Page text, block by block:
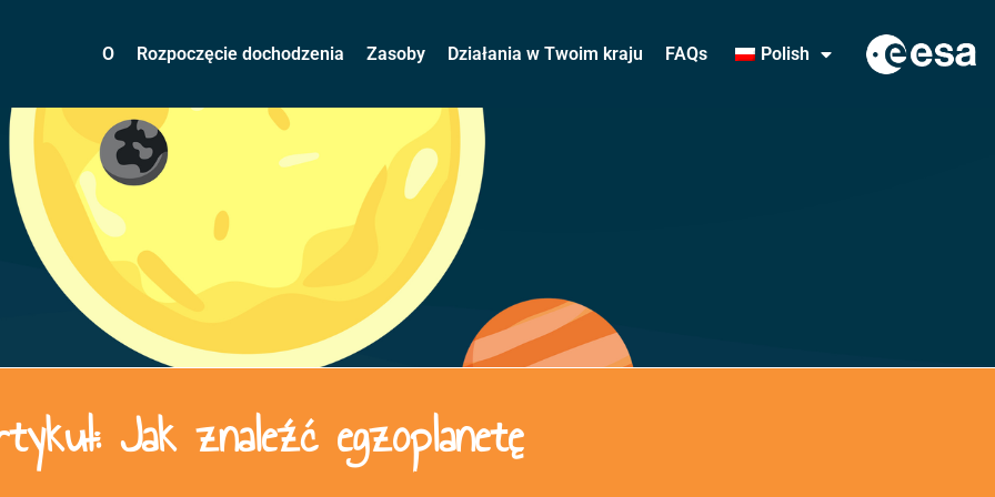
O Rozpoczęcie dochodzenia Zasoby Działania w Twoim kraju FAQs Polish
Jak znaleźć egzoplanetę